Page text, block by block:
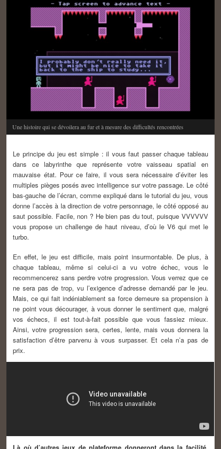
Une histoire qui se dévoilera au fur et à mesure des difficultés rencontrées
Le principe du jeu est simple : il vous faut passer chaque tableau
dans ce labyrinthe que représente votre vaisseau spatial en
mauvaise état. Pour ce faire, il vous sera nécessaire d’éviter les
multiples pièges posés avec intelligence sur votre passage. Le côté
bas-gauche de l’écran, comme expliqué dans le tutorial du jeu, vous
donne l’accès à la direction de votre personnage, le côté opposé au
saut possible. Facile, non ? He bien pas du tout, puisque VVVVVV
vous propose un challenge de haut niveau, d’où le V6 qui met le
turbo.
En effet, le jeu est difficile, mais point insurmontable. De plus, à
chaque tableau, même si celui-ci a vu votre échec, vous le
recommencerez sans perdre votre progression. Vous verrez que ce
ne sera pas de trop, vu l’exigence d’adresse demandé par le jeu.
Mais, ce qui fait indéniablement sa force demeure sa propension à
ne point vous décourager, à vous donner le sentiment que, malgré
vos échecs, il est tout-à-fait possible que vous fassiez mieux.
Ainsi, votre progression sera, certes, lente, mais vous donnera la
satisfaction d’être parvenu à vous surpasser. Et cela n’a pas de
prix.